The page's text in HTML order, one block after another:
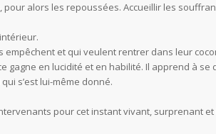
alors les repoussées. Accueillir les
et qui veulent rentrer dans leur
gagne en lucidité et en habilité. Il apprend à
s’est lui-même donné.
pour cet instant vivant, surprenant et